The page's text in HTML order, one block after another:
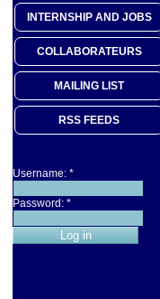
INTERNSHIP AND JOBS
COLLABORATEURS
MAILING LIST
RSS FEEDS
Username: *
Password: *